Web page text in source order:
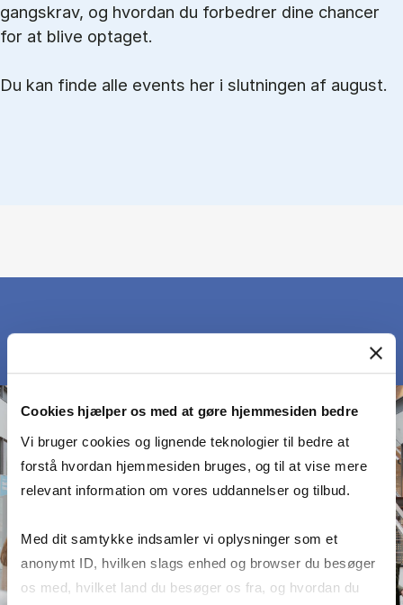
Cookies hjælper os med at gøre hjemmesiden bedre
Vi bruger cookies og lignende teknologier til bedre at
forstå hvordan hjemmesiden bruges, og til at vise mere
relevant information om vores uddannelser og tilbud.
Med dit samtykke indsamler vi oplysninger som et
anonymt ID, hvilken slags enhed og browser du besøger
os med, hvilket land du besøger os fra, og hvordan du
gangs­krav, og hvordan du forbedrer dine chancer
for at blive optaget.
Du kan finde alle events her i slutningen af august.